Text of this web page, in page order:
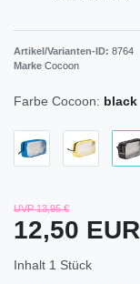
Artikel/Varianten-ID: 8764
Marke Cocoon
Farbe Cocoon: black
UVP 13,95 €
12,50 EUR
Inhalt 1 Stück